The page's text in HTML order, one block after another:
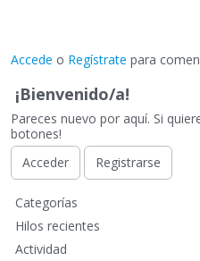
Accede o Regístrate para
¡Bienvenido/a!
Pareces nuevo por aquí. Si
botones!
Acceder
Registrarse
E
n
Categorías
Hilos recientes
Actividad